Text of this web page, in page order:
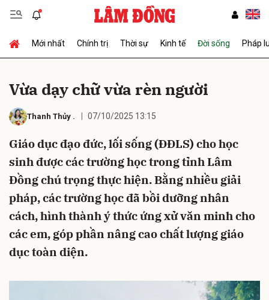
Mới nhất Chính trị Thời sự Kinh tế Đời sống Pháp
Vừa dạy chữ vừa rèn người
Thanh Thủy . 07/10/2025 13:15
Giáo dục đạo đức, lối sống (ĐĐLS) cho học
sinh được các trường học trong tỉnh Lâm
Đồng chú trọng thực hiện. Bằng nhiều giải
pháp, các trường học đã bồi dưỡng nhân
cách, hình thành ý thức ứng xử văn minh cho
các em, góp phần nâng cao chất lượng giáo
dục toàn diện.
Gửi bình luận
Hủy Gửi